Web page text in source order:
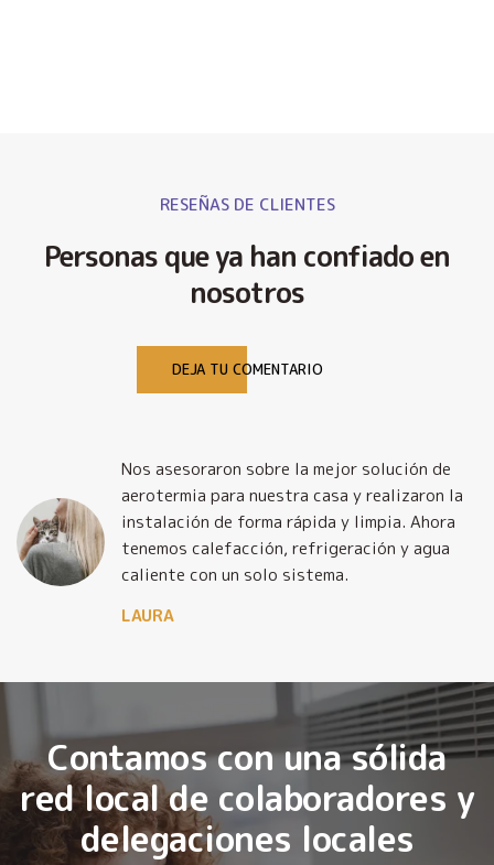
RESEÑAS DE CLIENTES
Personas que ya han confiado en
nosotros
DEJA TU COMENTARIO
Nos asesoraron sobre la mejor solución de
aerotermia para nuestra casa y realizaron la
instalación de forma rápida y limpia. Ahora
tenemos calefacción, refrigeración y agua
caliente con un solo sistema.
LAURA
Contamos con una sólida
red local de colaboradores y
delegaciones locales